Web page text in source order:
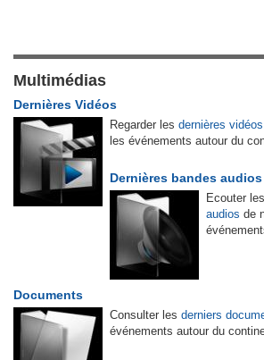
Multimédias
Dernières Vidéos
Regarder les dernières
les événements autour du
Dernières bandes audios
Ecouter les
audios de
Documents
Consulter les derniers
événements autour du